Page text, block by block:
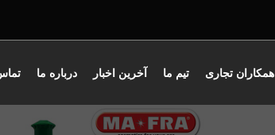
همکاران تجاری تیم ما آخرین اخبار درباره ما